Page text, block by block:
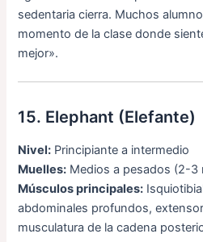
sedentaria cierra. Muchos
momento de la clase donde
mejor».
15. Elephant (Elefante)
Nivel: Principiante a intermedio
Muelles: Medios a pesados (2-3
Músculos principales:
abdominales profundos,
musculatura de la cadena